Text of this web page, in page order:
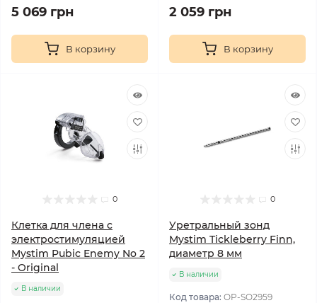
5 069 грн
В корзину
2 059 грн
В корзину
0
Клетка для члена с
электростимуляцией
Mystim Pubic Enemy No 2
- Original
В наличии
0
Уретральный зонд
Mystim Tickleberry Finn,
диаметр 8 мм
В наличии
Код товара: OP-SO2959